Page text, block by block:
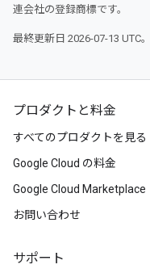
連会社の登録商標です。
最終更新日 2026-07-13 UTC。
プロダクトと料金
すべてのプロダクトを見る
Google Cloud の料金
Google Cloud Marketplace
お問い合わせ
サポート